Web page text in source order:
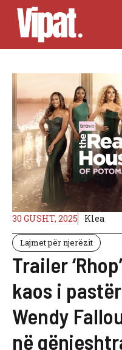
Skip
content
30 GUSHT, 2025 Klea
Lajmet për njerëzit
Trailer
kaos i
Wendy
në